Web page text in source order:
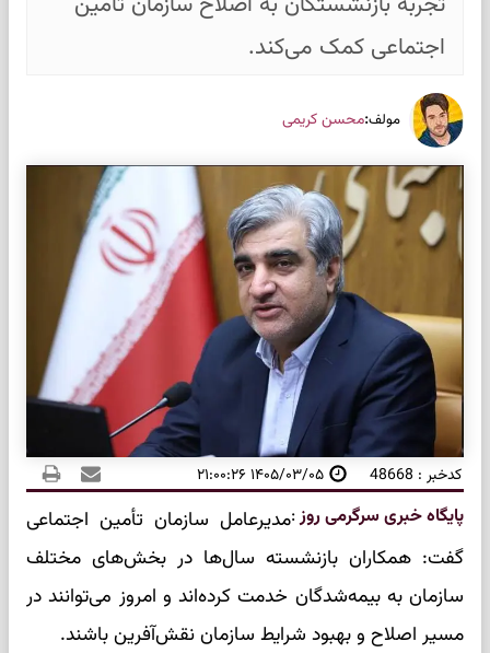
اجتماعی کمک می‌کند.
مولف:محسن کریمی
کدخبر : 48668 ۱۴۰۵/۰۳/۰۵ ۲۱:۰۰:۲۶
پایگاه خبری سرگرمی روز:مدیرعامل سازمان تأمین اجتماعی
گفت: همکاران بازنشسته سال‌ها در بخش‌های مختلف
سازمان به بیمه‌شدگان خدمت کرده‌اند و امروز می‌توانند در
مسیر اصلاح و بهبود شرایط سازمان نقش‌آفرین باشند.